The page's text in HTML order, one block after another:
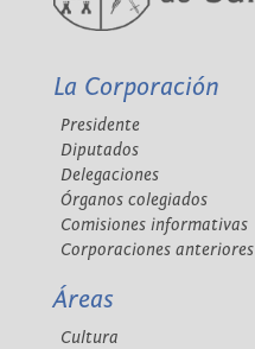
La Corporación
Presidente
Diputados
Delegaciones
Órganos colegiados
Comisiones informativas
Corporaciones anteriores
Áreas
Cultura